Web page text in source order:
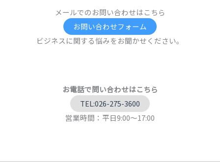
メールでのお問い合わせはこちら
お問い合わせフォーム
ビジネスに関する悩みをお聞かせください。
お電話で問い合わせはこちら
TEL:026-275-3600
営業時間：平日9:00～17:00